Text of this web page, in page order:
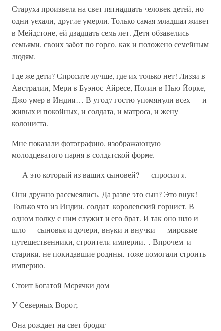
Старуха произвела на свет пятнадцать человек детей, но
одни уехали, другие умерли. Только самая младшая живет
в Мейдстоне, ей двадцать семь лет. Дети обзавелись
семьями, своих забот по горло, как и положено семейным
людям.
Где же дети? Спросите лучше, где их только нет! Лиззи в
Австралии, Мери в Буэнос-Айресе, Полин в Нью-Йорке,
Джо умер в Индии… В угоду гостю упомянули всех — и
живых и покойных, и солдата, и матроса, и жену
колониста.
Мне показали фотографию, изображающую
молодцеватого парня в солдатской форме.
— А это который из ваших сыновей? — спросил я.
Они дружно рассмеялись. Да разве это сын? Это внук!
Только что из Индии, солдат, королевский горнист. В
одном полку с ним служит и его брат. И так оно шло и
шло — сыновья и дочери, внуки и внучки — мировые
путешественники, строители империи… Впрочем, и
старики, не покидавшие родины, тоже помогали строить
империю.
Стоит Богатой Морячки дом
У Северных Ворот;
Она рождает на свет бродяг